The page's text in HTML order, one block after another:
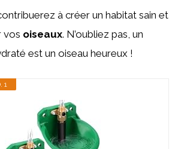
à créer un habitat sain et
vos oiseaux. N’oubliez pas, un
est un oiseau heureux !
1